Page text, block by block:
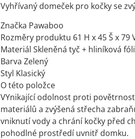
Vyhřívaný domeček pro kočky se
Značka Pawaboo
Rozměry produktu 61 H x 45 Š x 79
Materiál Skleněná tyč + hliníková
Barva Zelený
Styl Klasický
O této položce
VYnikající odolnost proti
materiálů a zvýšená střecha
vniknutí vody a chrání kočky před
pohodlné prostředí uvnitř domku.